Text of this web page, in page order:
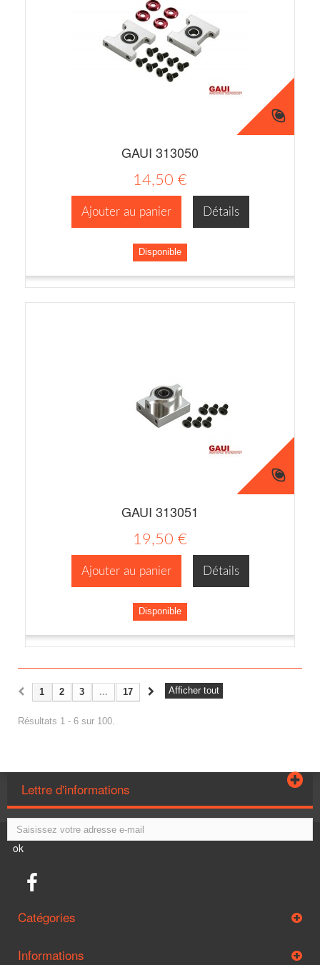
GAUI 313050
14,50 €
Ajouter au panier Détails
Disponible
GAUI 313051
19,50 €
Ajouter au panier Détails
Disponible
Afficher tout
1 2 3 ... 17
Résultats 1 - 6 sur 100.
Lettre d'informations
ok
Catégories
Informations